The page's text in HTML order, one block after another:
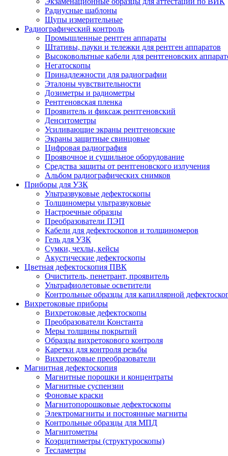
Радиусные шаблоны
Щупы измерительные
Радиографический контроль
Промышленные рентген аппараты
Штативы, пауки и тележки для рентген аппаратов
Высоковольтные кабели для рентгеновских
Негатоскопы
Принадлежности для радиографии
Эталоны чувствительности
Дозиметры и радиометры
Рентгеновская пленка
Проявитель и фиксаж рентгеновский
Денситометры
Усиливающие экраны рентгеновские
Экраны защитные свинцовые
Цифровая радиография
Проявочное и сушильное оборудование
Средства защиты от рентгеновского излучения
Альбом радиографических снимков
Приборы для УЗК
Ультразвуковые дефектоскопы
Толщиномеры ультразвуковые
Настроечные образцы
Преобразователи ПЭП
Кабели для дефектоскопов и толщиномеров
Гель для УЗК
Сумки, чехлы, кейсы
Акустические дефектоскопы
Цветная дефектоскопия ПВК
Очиститель, пенетрант, проявитель
Ультрафиолетовые осветители
Контрольные образцы для капиллярной
Вихретоковые приборы
Вихретоковые дефектоскопы
Преобразователи Константа
Меры толщины покрытий
Образцы вихретокового контроля
Каретки для контроля резьбы
Вихретоковые преобразователи
Магнитная дефектоскопия
Магнитные порошки и концентраты
Магнитные суспензии
Фоновые краски
Магнитопорошковые дефектоскопы
Электромагниты и постоянные магниты
Контрольные образцы для МПД
Магнитометры
Коэрцитиметры (структуроскопы)
Тесламетры